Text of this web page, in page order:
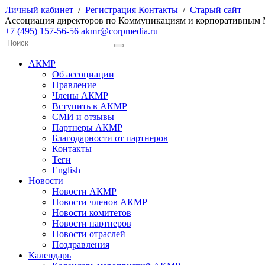
Личный кабинет / Регистрация Контакты / Старый сайт
Ассоциация директоров по Коммуникациям и корпоративным
+7 (495) 157-56-56 akmr@corpmedia.ru
АКМР
Об ассоциации
Правление
Члены АКМР
Вступить в АКМР
СМИ и отзывы
Партнеры АКМР
Благодарности от партнеров
Контакты
Теги
English
Новости
Новости АКМР
Новости членов АКМР
Новости комитетов
Новости партнеров
Новости отраслей
Поздравления
Календарь